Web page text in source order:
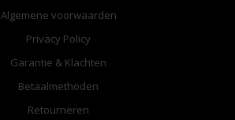
Algemene voorwaarden
Privacy Policy
Garantie & Klachten
Betaalmethoden
Retourneren